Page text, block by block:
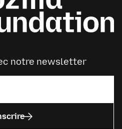
notre newsletter